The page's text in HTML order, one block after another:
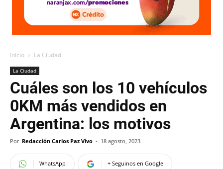
Inicio La Ciudad
La Ciudad
Cuáles son los 10 vehículos
0KM más vendidos en
Argentina: los motivos
Por Redacción Carlos Paz Vivo - 18 agosto, 2023
WhatsApp + Seguinos en Google